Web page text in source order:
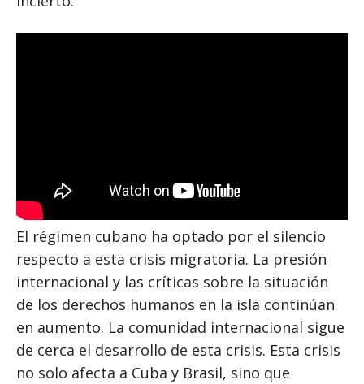
El régimen cubano ha optado por el silencio
respecto a esta crisis migratoria. La presión
internacional y las críticas sobre la situación
de los derechos humanos en la isla continúan
en aumento. La comunidad internacional sigue
de cerca el desarrollo de esta crisis. Esta crisis
no solo afecta a Cuba y Brasil, sino que